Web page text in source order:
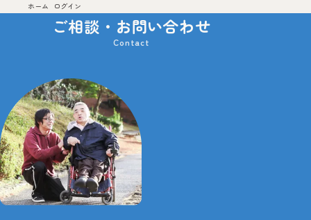
サービス案内 施設のご案内
お申込みからご利用までの流れ
福利厚生・制度
先輩職員インタビュー
お知らせ
情報公開
お問い合わせ
ホーム ログイン
ご相談・お問い合わせ